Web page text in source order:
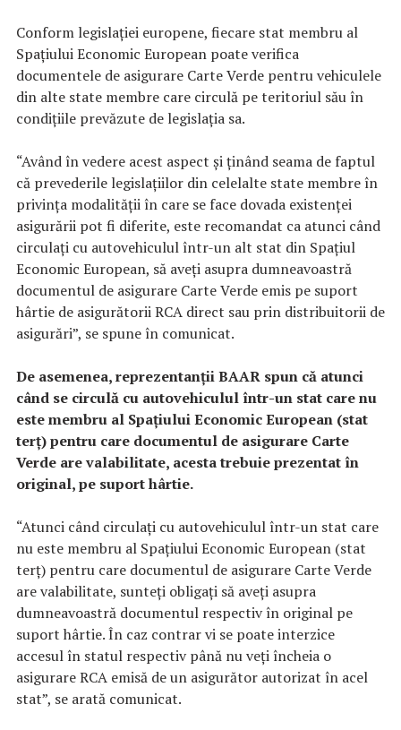
Conform legislaţiei europene, fiecare stat membru al
Spaţiului Economic European poate verifica
documentele de asigurare Carte Verde pentru vehiculele
din alte state membre care circulă pe teritoriul său în
condiţiile prevăzute de legislaţia sa.
“Având în vedere acest aspect şi ţinând seama de faptul
că prevederile legislaţiilor din celelalte state membre în
privinţa modalităţii în care se face dovada existenţei
asigurării pot fi diferite, este recomandat ca atunci când
circulaţi cu autovehiculul într-un alt stat din Spaţiul
Economic European, să aveţi asupra dumneavoastră
documentul de asigurare Carte Verde emis pe suport
hârtie de asigurătorii RCA direct sau prin distribuitorii de
asigurări”, se spune în comunicat.
De asemenea, reprezentanţii BAAR spun că atunci
când se circulă cu autovehiculul într-un stat care nu
este membru al Spaţiului Economic European (stat
terţ) pentru care documentul de asigurare Carte
Verde are valabilitate, acesta trebuie prezentat în
original, pe suport hârtie.
“Atunci când circulaţi cu autovehiculul într-un stat care
nu este membru al Spaţiului Economic European (stat
terţ) pentru care documentul de asigurare Carte Verde
are valabilitate, sunteţi obligaţi să aveţi asupra
dumneavoastră documentul respectiv în original pe
suport hârtie. În caz contrar vi se poate interzice
accesul în statul respectiv până nu veţi încheia o
asigurare RCA emisă de un asigurător autorizat în acel
stat”, se arată comunicat.